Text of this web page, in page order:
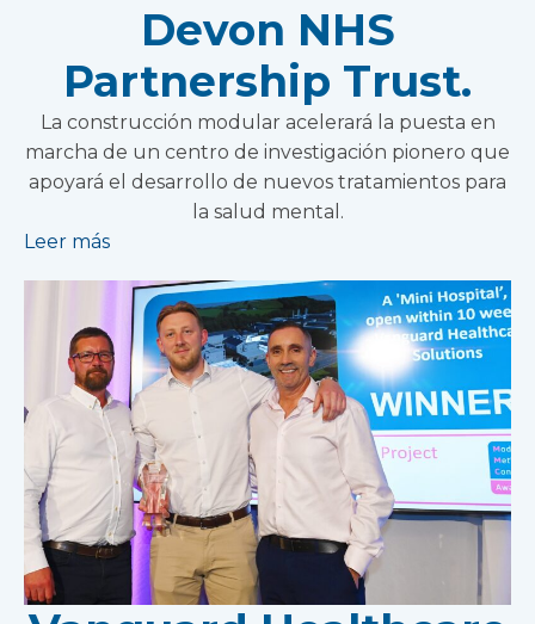
Devon NHS
Partnership Trust.
La construcción modular acelerará la puesta en
marcha de un centro de investigación pionero que
apoyará el desarrollo de nuevos tratamientos para
la salud mental.
Leer más